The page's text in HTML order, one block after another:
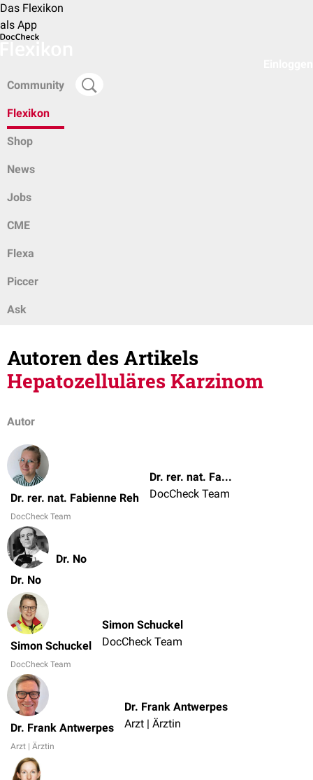
Das Flexikon
als App
Community
Flexikon
Shop
News
Jobs
CME
Flexa
Piccer
Ask
Autoren des Artikels
Hepatozelluläres Karzinom
Autor
Dr. rer. nat. Fabienne Reh
DocCheck Team
Dr. rer. nat. Fabienne Reh
DocCheck Team
Dr. No
Dr. No
Simon Schuckel
DocCheck Team
Simon Schuckel
DocCheck Team
Dr. Frank Antwerpes
Arzt | Ärztin
Dr. Frank Antwerpes
Arzt | Ärztin